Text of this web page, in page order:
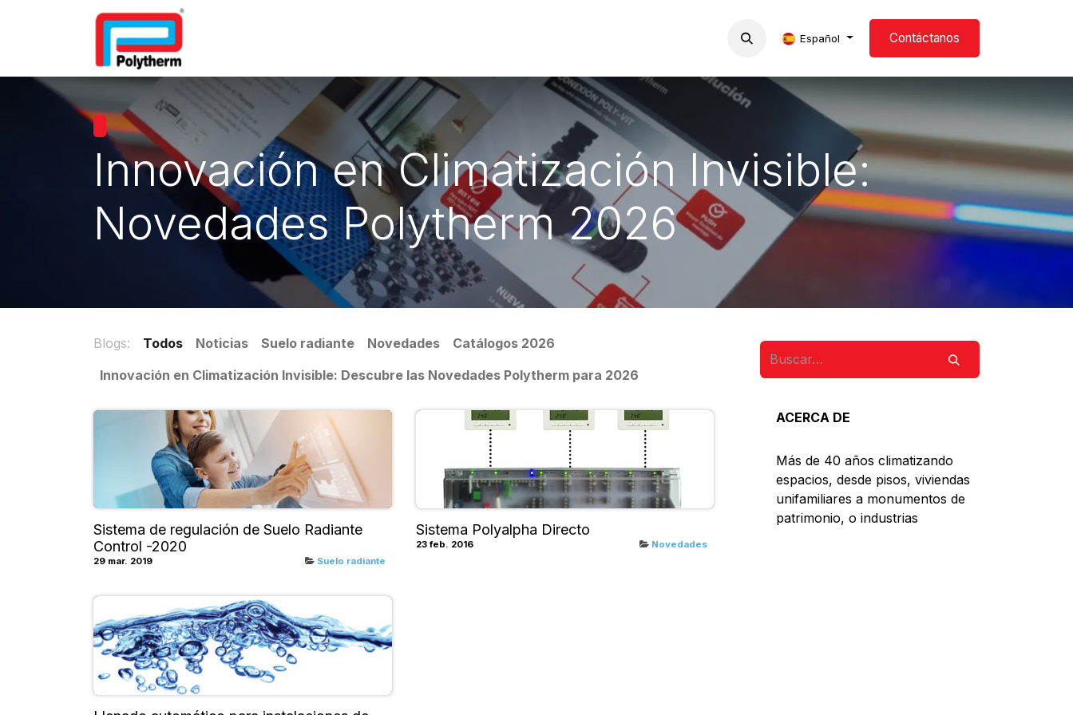
Formación Blog
Español Contáctanos
Innovación en Climatización Invisible:
Novedades Polytherm 2026
Blogs: Todos Noticias Suelo radiante Novedades
Catálogos 2026
Innovación en Climatización Invisible: Descubre las Novedades Polytherm para 2026
Sistema de regulación de Suelo Radiante
Control -2020
29 mar. 2019 Suelo radiante
Sistema Polyalpha Directo
23 feb. 2016 Novedades
ACERCA DE
Más de 40 años climatizando
espacios, desde pisos, viviendas
unifamiliares a monumentos de
patrimonio, o industrias